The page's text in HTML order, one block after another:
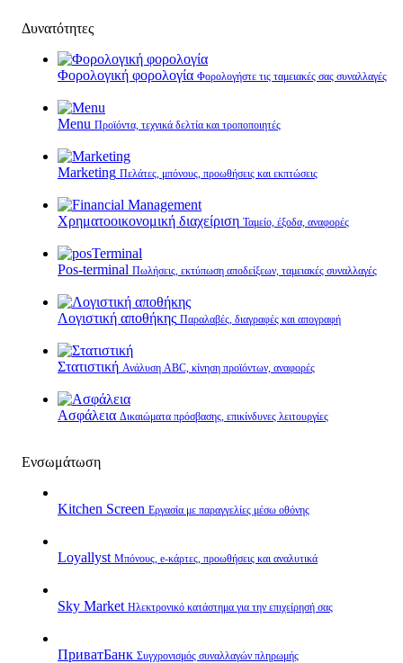
Δυνατότητες
Φορολογική φορολογία Φορολογήστε τις ταμειακές σας συναλλαγές
Menu Προϊόντα, τεχνικά δελτία και τροποποιητές
Marketing Πελάτες, μπόνους, προωθήσεις και εκπτώσεις
Χρηματοοικονομική διαχείριση Ταμείο, έξοδα, αναφορές
Pos-terminal Πωλήσεις, εκτύπωση αποδείξεων, ταμειακές συναλλαγές
Λογιστική αποθήκης Παραλαβές, διαγραφές και απογραφή
Στατιστική Ανάλυση ABC, κίνηση προϊόντων, αναφορές
Ασφάλεια Δικαιώματα πρόσβασης, επικίνδυνες λειτουργίες
Ενσωμάτωση
Kitchen Screen Εργασία με παραγγελίες μέσω οθόνης
Loyallyst Μπόνους, e‑κάρτες, προωθήσεις και αναλυτικά
Sky Market Ηλεκτρονικό κατάστημα για την επιχείρησή σας
ПриватБанк Συγχρονισμός συναλλαγών πληρωμής